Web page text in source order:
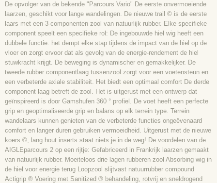
De opvolger van de bekende "Parcours Vario" De eerste onvermoeiende
laarzen, geschikt voor lange wandelingen. De nieuwe trail © is de eerste
laars met een 3-componenten zool van natuurlijk rubber. Elke specifieke
component speelt een specifieke rol: De ingebouwde hiel wig heeft een
dubbele functie: het dempt elke stap tijdens de impact van de hiel op de
vloer en zorgt ervoor dat als gevolg van de energie-rendement de hiel
stuwkracht krijgt. De beweging is dynamischer en gemakkelijker. De
tweede rubber componentlaag tussenzool zorgt voor een voetensteun en
een verbeterde axiale stabiliteit. Het biedt een optimaal comfort De derde
component laag betreft de zool. Het is uitgerust met een ontwerp dat
geïnspireerd is door Gamshufen 360 ° profiel. De voet heeft een perfecte
grip en geoptimaliseerde grip en balans op elk terrein type. Terrein
wandelaars kunnen genieten van de verbeterde functies ongeëvenaard
comfort en langer duren gebruiken vermoeidheid. Uitgerust met de nieuwe
koers ©, lang hout inserts staat niets je in de weg! De voordelen van de
AIGLEparcours 2 op een rijtje: Gefabriceerd in Frankrijk laarzen gemaakt
van natuurlijk rubber. Moeiteloos drie lagen rubberen zool Absorbing wig in
de hiel voor energie terug Loopzool slijtvast natuurrubber compound
Actigrip ® Voering met Sanitized ® behandeling, rotvrij en sneldrogend